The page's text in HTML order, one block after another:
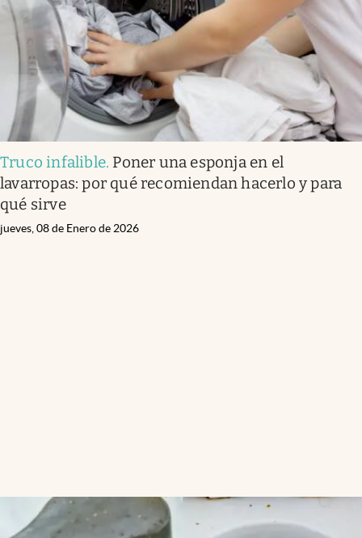
Truco infalible. Poner una esponja en el
lavarropas: por qué recomiendan hacerlo y para
qué sirve
jueves, 08 de Enero de 2026